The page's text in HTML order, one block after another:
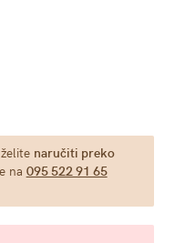
naručiti preko
na 095 522 91 65